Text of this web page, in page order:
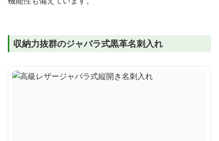
収納力抜群のジャバラ式黒革名刺入れ